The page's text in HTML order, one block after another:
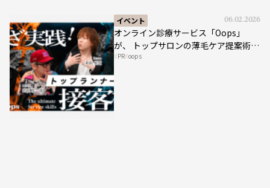
イベント 06.02.2026
オンライン診療サービス「Oops」
が、 トップサロンの薄毛ケア提案術を
HAIRCAMPで公開！
PR oops